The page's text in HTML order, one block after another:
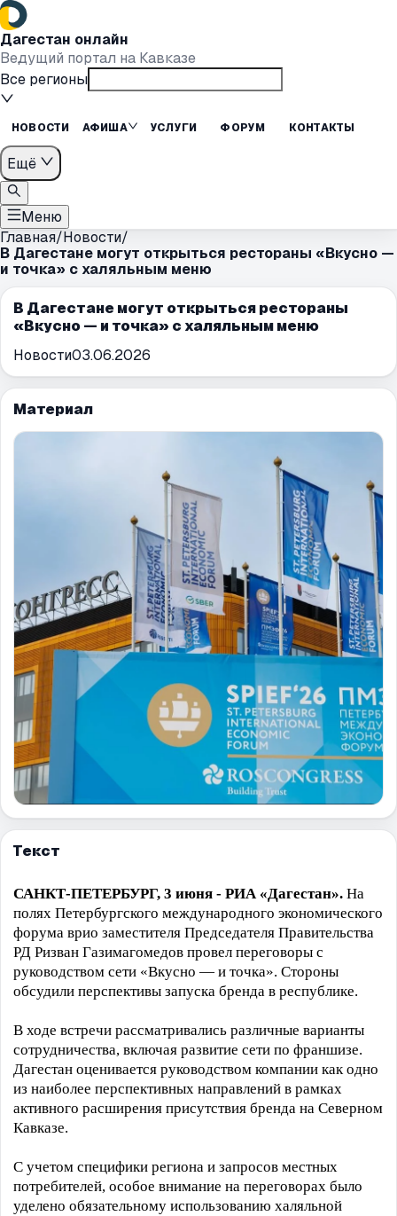
Дагестан онлайн
Ведущий портал на Кавказе
Все регионы
НОВОСТИ АФИША УСЛУГИ ФОРУМ КОНТАКТЫ
Ещё
Меню
Главная/Новости/
В Дагестане могут открыться рестораны «Вкусно —
и точка» с халяльным меню
В Дагестане могут открыться рестораны
«Вкусно — и точка» с халяльным меню
Новости03.06.2026
Материал
Текст
САНКТ-ПЕТЕРБУРГ, 3 июня - РИА «Дагестан». На
полях Петербургского международного экономического
форума врио заместителя Председателя Правительства
РД Ризван Газимагомедов провел переговоры с
руководством сети «Вкусно — и точка». Стороны
обсудили перспективы запуска бренда в республике.
В ходе встречи рассматривались различные варианты
сотрудничества, включая развитие сети по франшизе.
Дагестан оценивается руководством компании как одно
из наиболее перспективных направлений в рамках
активного расширения присутствия бренда на Северном
Кавказе.
С учетом специфики региона и запросов местных
потребителей, особое внимание на переговорах было
уделено обязательному использованию халяльной